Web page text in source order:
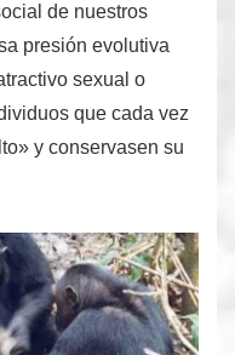
de nuestros
presión evolutiva
sexual o
que cada vez
y conservasen su